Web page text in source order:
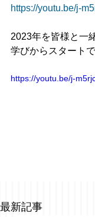
https://youtu.be/j-
2023年を皆様と一
学びからスタート
https://youtu.be/j-
最新記事